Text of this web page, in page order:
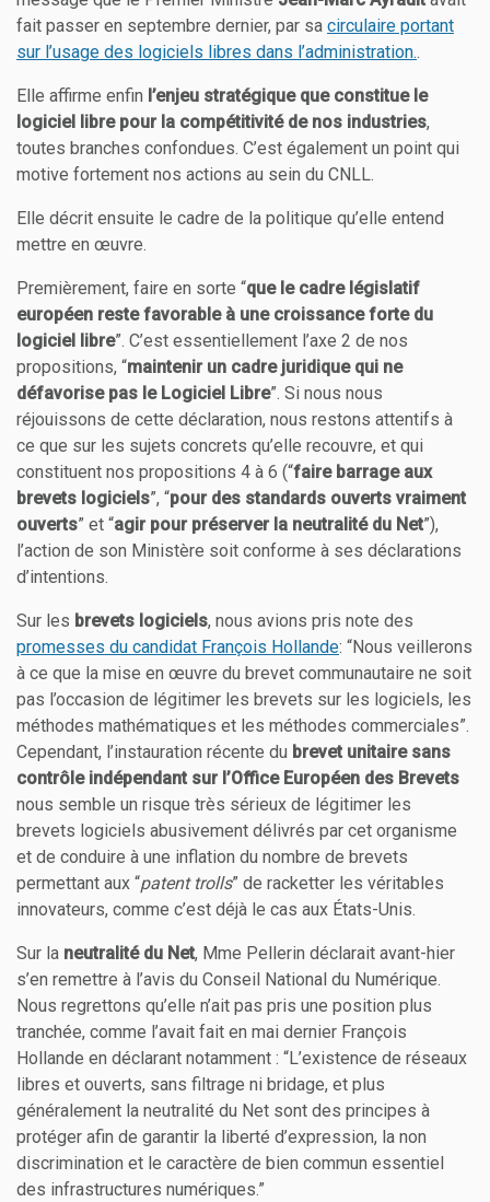
fait passer en septembre dernier, par sa circulaire portant
sur l’usage des logiciels libres dans l’administration..
Elle affirme enfin l’enjeu stratégique que constitue le
logiciel libre pour la compétitivité de nos industries,
toutes branches confondues. C’est également un point qui
motive fortement nos actions au sein du CNLL.
Elle décrit ensuite le cadre de la politique qu’elle entend
mettre en œuvre.
Premièrement, faire en sorte “que le cadre législatif
européen reste favorable à une croissance forte du
logiciel libre”. C’est essentiellement l’axe 2 de nos
propositions, “maintenir un cadre juridique qui ne
défavorise pas le Logiciel Libre”. Si nous nous
réjouissons de cette déclaration, nous restons attentifs à
ce que sur les sujets concrets qu’elle recouvre, et qui
constituent nos propositions 4 à 6 (“faire barrage aux
brevets logiciels”, “pour des standards ouverts vraiment
ouverts” et “agir pour préserver la neutralité du Net”),
l’action de son Ministère soit conforme à ses déclarations
d’intentions.
Sur les brevets logiciels, nous avions pris note des
promesses du candidat François Hollande: “Nous veillerons
à ce que la mise en œuvre du brevet communautaire ne soit
pas l’occasion de légitimer les brevets sur les logiciels, les
méthodes mathématiques et les méthodes commerciales”.
Cependant, l’instauration récente du brevet unitaire sans
contrôle indépendant sur l’Office Européen des Brevets
nous semble un risque très sérieux de légitimer les
brevets logiciels abusivement délivrés par cet organisme
et de conduire à une inflation du nombre de brevets
permettant aux “patent trolls” de racketter les véritables
innovateurs, comme c’est déjà le cas aux États-Unis.
Sur la neutralité du Net, Mme Pellerin déclarait avant-hier
s’en remettre à l’avis du Conseil National du Numérique.
Nous regrettons qu’elle n’ait pas pris une position plus
tranchée, comme l’avait fait en mai dernier François
Hollande en déclarant notamment : “L’existence de réseaux
libres et ouverts, sans filtrage ni bridage, et plus
généralement la neutralité du Net sont des principes à
protéger afin de garantir la liberté d’expression, la non
discrimination et le caractère de bien commun essentiel
des infrastructures numériques.”